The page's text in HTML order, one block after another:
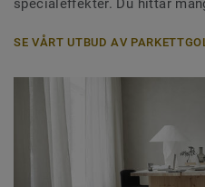
SE VÅRT UTBUD AV